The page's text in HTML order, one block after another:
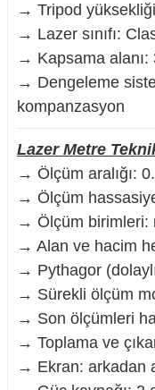
→ Tripod
→ Lazer sınıfı:
→ Kapsama alanı:
→ Dengeleme
kompanzasyon
Lazer Metre
→ Ölçüm aralığı:
→ Ölçüm
→ Ölçüm birimleri:
→ Alan ve hacim
→ Pythagor
→ Sürekli ölçüm
→ Son ölçümleri
→ Toplama ve
→ Ekran: arkadan